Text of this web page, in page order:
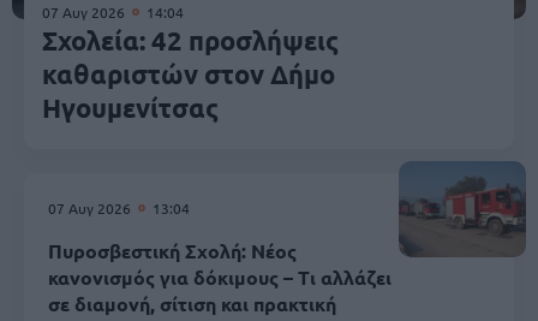
07 Αυγ 2026 14:04
Σχολεία: 42 προσλήψεις
καθαριστών στον Δήμο
Ηγουμενίτσας
07 Αυγ 2026 13:04
Πυροσβεστική Σχολή: Νέος
κανονισμός για δόκιμους – Τι αλλάζει
σε διαμονή, σίτιση και πρακτική